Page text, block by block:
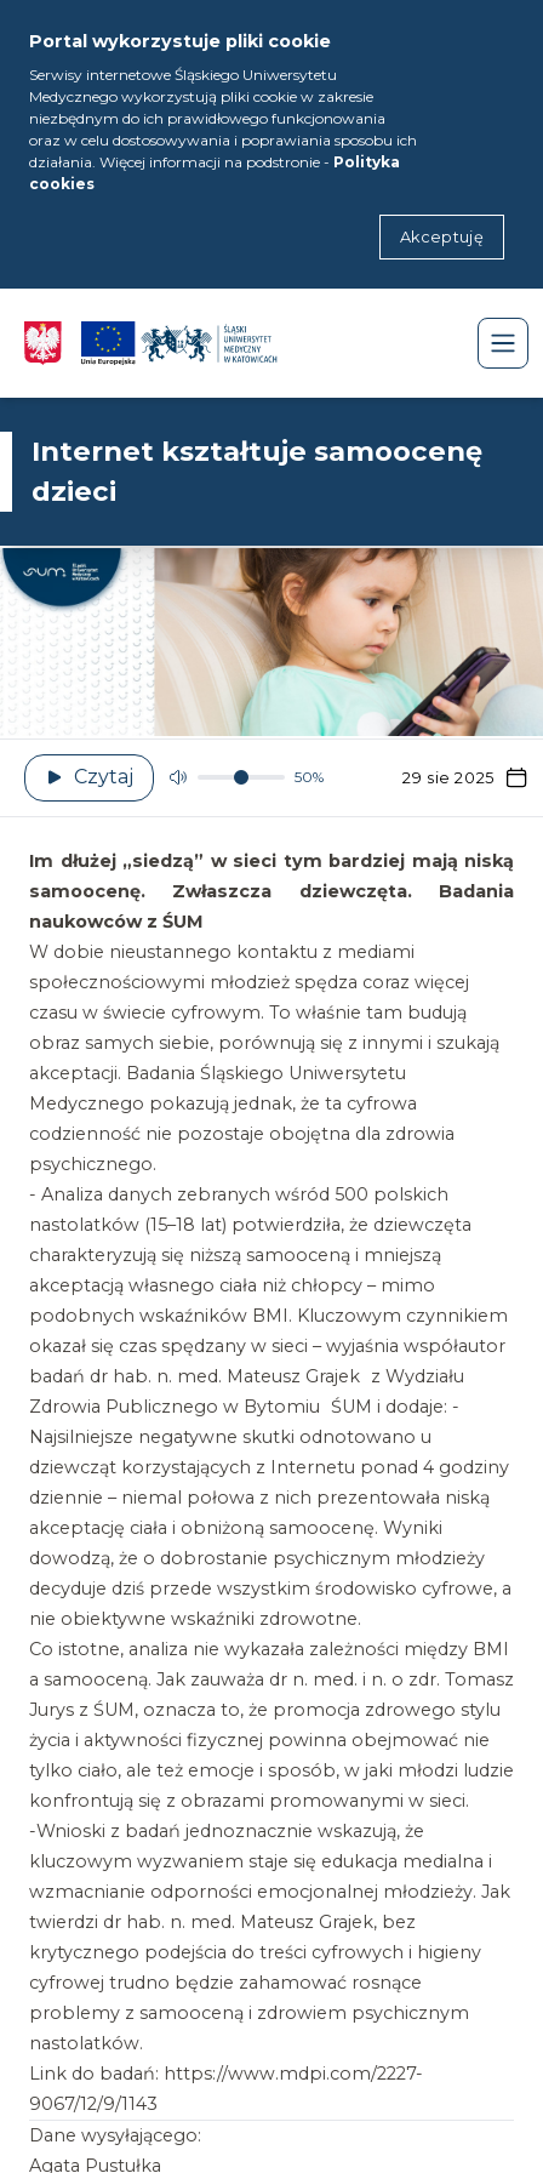
Portal wykorzystuje pliki cookie
Serwisy internetowe Śląskiego Uniwersytetu
Medycznego wykorzystują pliki cookie w zakresie
niezbędnym do ich prawidłowego funkcjonowania
oraz w celu dostosowywania i poprawiania sposobu ich
działania. Więcej informacji na podstronie - Polityka
cookies
Akceptuję
Internet kształtuje samoocenę
dzieci
Czytaj 50% 29 sie 2025
Im dłużej „siedzą” w sieci tym bardziej mają niską
samoocenę. Zwłaszcza dziewczęta. Badania
naukowców z ŚUM
W dobie nieustannego kontaktu z mediami
społecznościowymi młodzież spędza coraz więcej
czasu w świecie cyfrowym. To właśnie tam budują
obraz samych siebie, porównują się z innymi i szukają
akceptacji. Badania Śląskiego Uniwersytetu
Medycznego pokazują jednak, że ta cyfrowa
codzienność nie pozostaje obojętna dla zdrowia
psychicznego.
- Analiza danych zebranych wśród 500 polskich
nastolatków (15–18 lat) potwierdziła, że dziewczęta
charakteryzują się niższą samooceną i mniejszą
akceptacją własnego ciała niż chłopcy – mimo
podobnych wskaźników BMI. Kluczowym czynnikiem
okazał się czas spędzany w sieci – wyjaśnia współautor
badań dr hab. n. med. Mateusz Grajek z Wydziału
Zdrowia Publicznego w Bytomiu ŚUM i dodaje: -
Najsilniejsze negatywne skutki odnotowano u
dziewcząt korzystających z Internetu ponad 4 godziny
dziennie – niemal połowa z nich prezentowała niską
akceptację ciała i obniżoną samoocenę. Wyniki
dowodzą, że o dobrostanie psychicznym młodzieży
decyduje dziś przede wszystkim środowisko cyfrowe, a
nie obiektywne wskaźniki zdrowotne.
Co istotne, analiza nie wykazała zależności między BMI
a samooceną. Jak zauważa dr n. med. i n. o zdr. Tomasz
Jurys z ŚUM, oznacza to, że promocja zdrowego stylu
życia i aktywności fizycznej powinna obejmować nie
tylko ciało, ale też emocje i sposób, w jaki młodzi ludzie
konfrontują się z obrazami promowanymi w sieci.
-Wnioski z badań jednoznacznie wskazują, że
kluczowym wyzwaniem staje się edukacja medialna i
wzmacnianie odporności emocjonalnej młodzieży. Jak
twierdzi dr hab. n. med. Mateusz Grajek, bez
krytycznego podejścia do treści cyfrowych i higieny
cyfrowej trudno będzie zahamować rosnące
problemy z samooceną i zdrowiem psychicznym
nastolatków.
Link do badań: https://www.mdpi.com/2227-
9067/12/9/1143
Dane wysyłającego:
Agata Pustułka